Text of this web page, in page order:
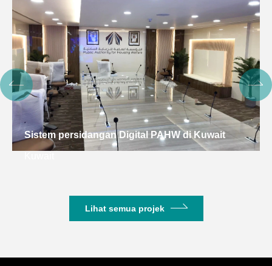
Sistem persidangan Digital PAHW di Kuwait
Lihat semua projek